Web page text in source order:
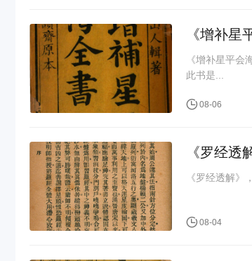
《增补星
《增补星平
此书是...
08-06
《罗经透
08-04